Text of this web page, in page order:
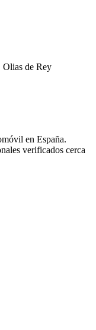
de Rey
en España.
verificados cerca